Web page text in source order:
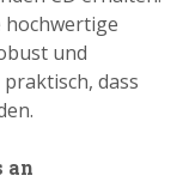
hochwertige
und
dass
an